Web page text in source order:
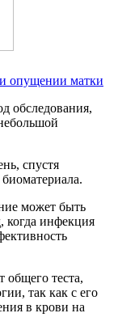
опущении матки
обследования,
спустя
может быть
инфекция
общего теста,
так как с его
в крови на